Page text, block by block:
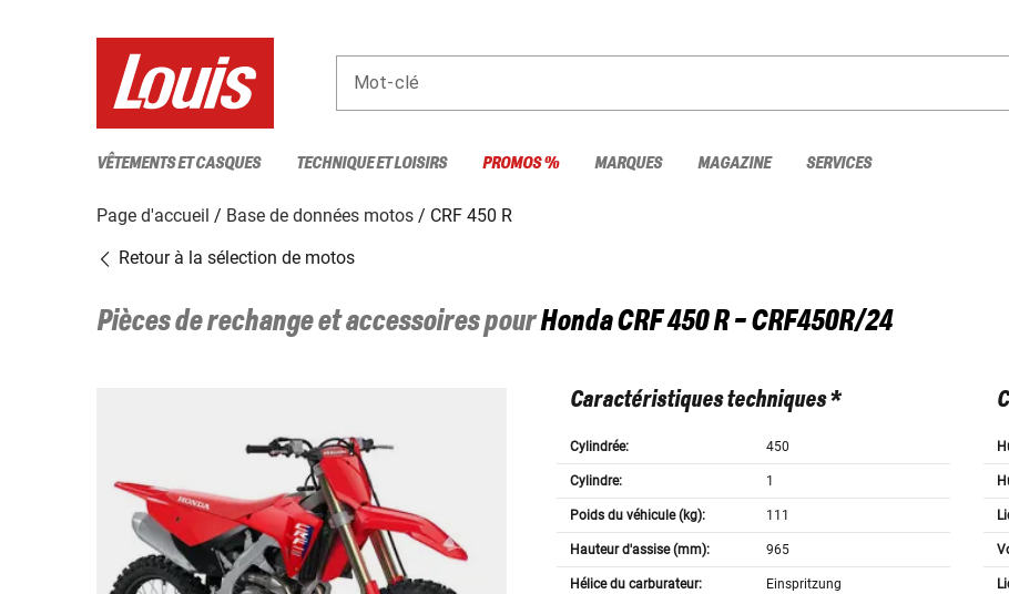
Mot-clé
VÊTEMENTS ET CASQUES TECHNIQUE ET LOISIRS PROMOS % MARQUES MAGAZINE SERVICES
Page d'accueil Base de données motos
CRF 450 R
Retour à la sélection de motos
Pièces de rechange et accessoires pourHondaCRF 450 R - CRF450R/24
Caractéristiques techniques *
Cylindrée: 450
Cylindre: 1
Poids du véhicule (kg): 111
Hauteur d'assise (mm): 965
Hélice du carburateur: Einspritzung